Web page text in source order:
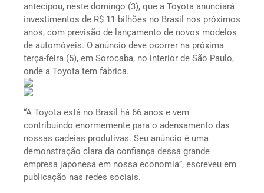
antecipou, neste domingo (3), que a Toyota anunciará
investimentos de R$ 11 bilhões no Brasil nos próximos
anos, com previsão de lançamento de novos modelos
de automóveis. O anúncio deve ocorrer na próxima
terça-feira (5), em Sorocaba, no interior de São Paulo,
onde a Toyota tem fábrica.
“A Toyota está no Brasil há 66 anos e vem
contribuindo enormemente para o adensamento das
nossas cadeias produtivas. Seu anúncio é uma
demonstração clara da confiança dessa grande
empresa japonesa em nossa economia”, escreveu em
publicação nas redes sociais.